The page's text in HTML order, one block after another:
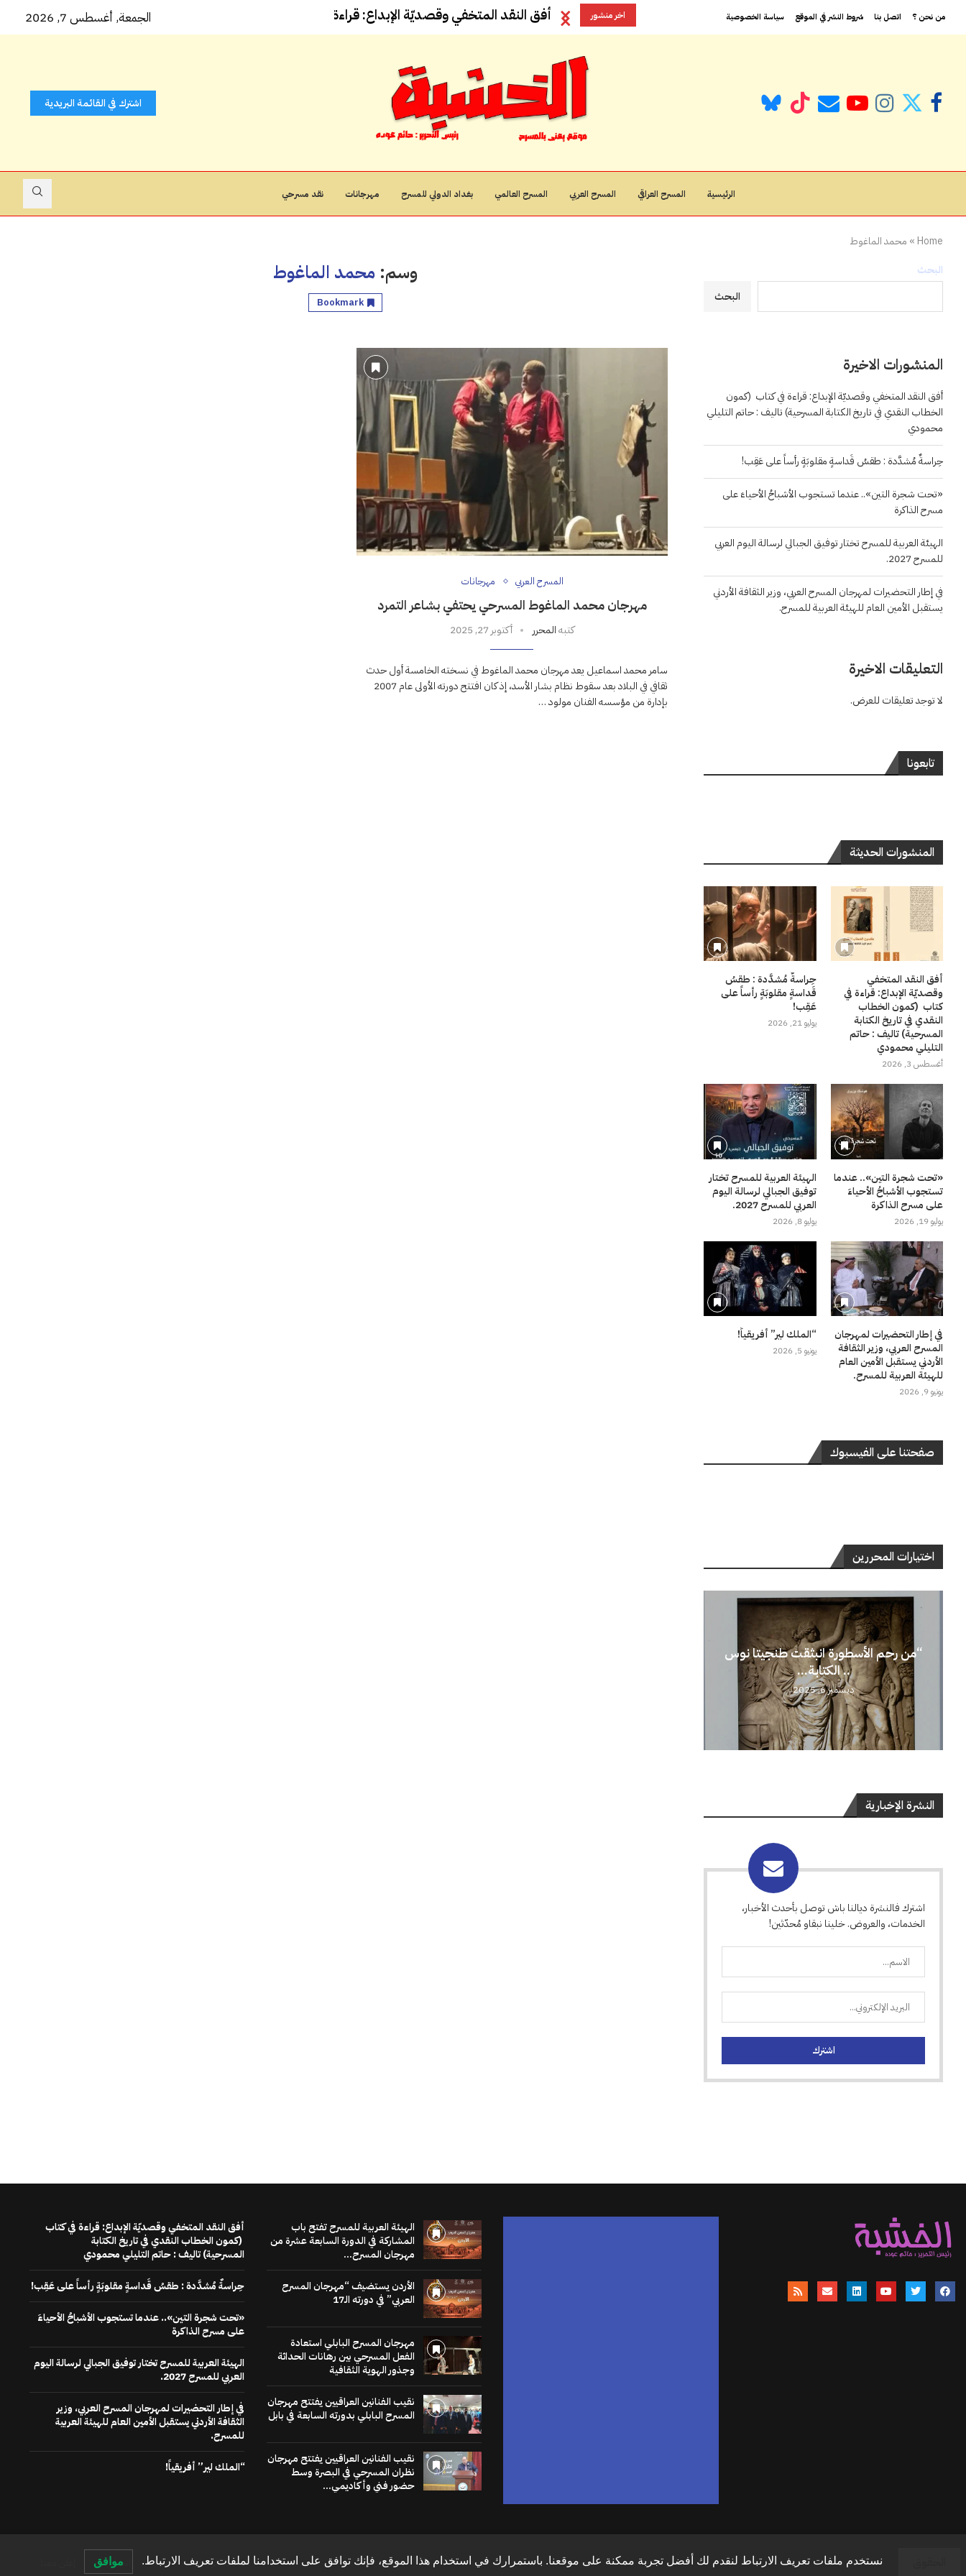
من نحن ؟ اتصل بنا شروط النشر في الموقع سياسة الخصوصية اخر منشور أفق النقد المتخفي وقصديّة الإبداع: قراءة في كتاب... الجمعة, أغسطس 7, 2026
اشترك في القائمة البريدية
الرئيسية المسرح العراقي المسرح العربي المسرح العالمي بغداد الدولي للمسرح مهرجانات نقد مسرحي
Home
» محمد الماغوط
وسم: محمد الماغوط
Bookmark
المسرح العربي مهرجانات
مهرجان محمد الماغوط المسرحي يحتفي بشاعر التمرد
كتبهالمحرر أكتوبر 27, 2025
سامر محمد اسماعيل يعد مهرجان محمد الماغوط في نسخته الخامسة أول حدث
ثقافي في البلاد بعد سقوط نظام بشار الأسد، إذ كان افتتح دورته الأولى عام 2007
بإدارة من مؤسسه الفنان مولود …
البحث
البحث
المنشورات الاخيرة
أفق النقد المتخفي وقصديّة الإبداع: قراءة في كتاب (كمون
الخطاب النقدي في تاريخ الكتابة المسرحية) تاليف : حاتم التليلي
محمودي
حِراسةٌ مُشدَّدة : طقسُ قَداسةٍ مقلوبَةٍ رأساً على عَقِب!
«تحت شجرة التين».. عندما تستجوب الأشباحُ الأحياءَ على
مسرح الذاكرة
الهيئة العربية للمسرح تختار توفيق الجبالي لرسالة اليوم العربي
للمسرح 2027.
في إطار التحضيرات لمهرجان المسرح العربي، وزير الثقافة الأردني
يستقبل الأمين العام للهيئة العربية للمسرح.
التعليقات الاخيرة
لا توجد تعليقات للعرض.
تابعونا
المنشورات الحديثة
أفق النقد المتخفي
وقصديّة الإبداع: قراءة في
كتاب (كمون الخطاب
النقدي في تاريخ الكتابة
المسرحية) تاليف : حاتم
التليلي محمودي
أغسطس 3, 2026
حِراسةٌ مُشدَّدة : طقسُ
قَداسةٍ مقلوبَةٍ رأساً على
عَقِب!
يوليو 21, 2026
«تحت شجرة التين».. عندما
تستجوب الأشباحُ الأحياءَ
على مسرح الذاكرة
يوليو 19, 2026
الهيئة العربية للمسرح تختار
توفيق الجبالي لرسالة اليوم
العربي للمسرح 2027.
يوليو 8, 2026
في إطار التحضيرات لمهرجان
المسرح العربي، وزير الثقافة
الأردني يستقبل الأمين العام
للهيئة العربية للمسرح.
يونيو 9, 2026
“الملك لير” أفريقياً!
يونيو 5, 2026
صفحتنا على الفيسبوك
اختيارات المحررين
“من رحم الأسطورة انبثقت طنجيتا نوس
.. الكتابة...
ديسمبر 6, 2025
النشرة الإخبارية
اشترك فالنشرة ديالنا باش توصل بأحدث الأخبار،
الخدمات، والعروض. خلينا نبقاو مُحدّثين!
الهيئة العربية للمسرح تفتح باب
المشاركة في الدورة السابعة عشرة من
مهرجان المسرح...
الأردن يستضيف “مهرجان المسرح
العربي” في دورته الـ17
مهرجان المسرح البابلي استعادة
الفعل المسرحي بين رهانات الحداثة
وجذور الهوية الثقافية
نقيب الفنانين العراقيين يفتتح مهرجان
المسرح البابلي بدورته السابعة في بابل
نقيب الفنانين العراقيين يفتتح مهرجان
نظران المسرحي في البصرة وسط
حضور فني وأكاديمي...
أفق النقد المتخفي وقصديّة الإبداع: قراءة في كتاب
(كمون الخطاب النقدي في تاريخ الكتابة
المسرحية) تاليف : حاتم التليلي محمودي
حِراسةٌ مُشدَّدة : طقسُ قَداسةٍ مقلوبَةٍ رأساً على عَقِب!
«تحت شجرة التين».. عندما تستجوب الأشباحُ الأحياءَ
على مسرح الذاكرة
الهيئة العربية للمسرح تختار توفيق الجبالي لرسالة اليوم
العربي للمسرح 2027.
في إطار التحضيرات لمهرجان المسرح العربي، وزير
الثقافة الأردني يستقبل الأمين العام للهيئة العربية
للمسرح.
“الملك لير” أفريقياً!
الصفحة الرئيسية عنا اتصل بنا نستخدم ملفات تعريف الارتباط لنقدم لك أفضل تجربة ممكنة على موقعنا. باستمرارك في استخدام هذا الموقع، فإنك توافق على استخدامنا لملفات تعريف الارتباط. موافق